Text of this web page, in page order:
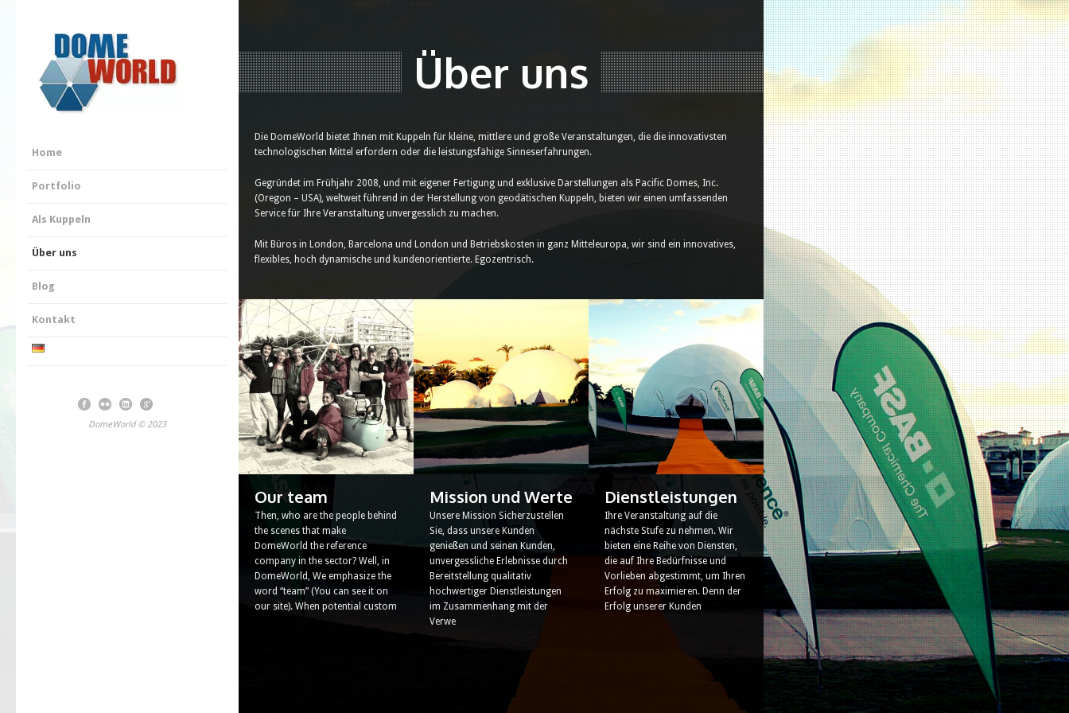
Home
Portfolio
Als Kuppeln
Über uns
Blog
Kontakt
DomeWorld © 2023
Über uns
Die DomeWorld bietet Ihnen mit Kuppeln für kleine, mittlere und große Veranstaltungen, die die innovativsten
technologischen Mittel erfordern oder die leistungsfähige Sinneserfahrungen.
Gegründet im Frühjahr 2008, und mit eigener Fertigung und exklusive Darstellungen als Pacific Domes, Inc.
(Oregon – USA), weltweit führend in der Herstellung von geodätischen Kuppeln, bieten wir einen umfassenden
Service für Ihre Veranstaltung unvergesslich zu machen.
Mit Büros in London, Barcelona und London und Betriebskosten in ganz Mitteleuropa, wir sind ein innovatives,
flexibles, hoch dynamische und kundenorientierte. Egozentrisch.
Our team
Then, who are the people behind
the scenes that make
DomeWorld the reference
company in the sector? Well, in
DomeWorld, We emphasize the
word “team” (You can see it on
our site). When potential custom
Mission und Werte
Unsere Mission Sicherzustellen
Sie, dass unsere Kunden
genießen und seinen Kunden,
unvergessliche Erlebnisse durch
Bereitstellung qualitativ
hochwertiger Dienstleistungen
im Zusammenhang mit der
Verwe
Dienstleistungen
Ihre Veranstaltung auf die
nächste Stufe zu nehmen. Wir
bieten eine Reihe von Diensten,
die auf Ihre Bedürfnisse und
Vorlieben abgestimmt, um Ihren
Erfolg zu maximieren. Denn der
Erfolg unserer Kunden